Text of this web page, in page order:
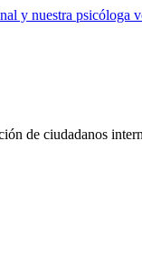
y nuestra
de ciudadanos